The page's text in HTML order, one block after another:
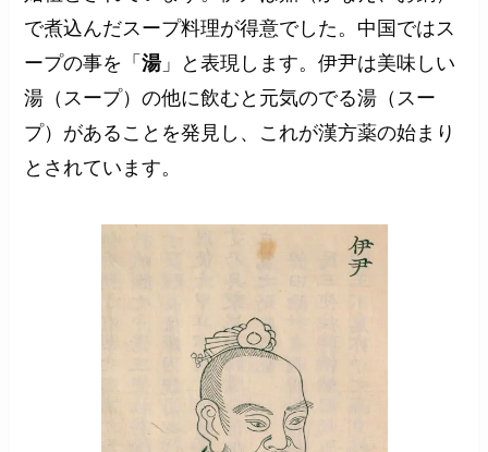
で煮込んだスープ料理が得意でした。中国ではス
ープの事を「湯」と表現します。伊尹は美味しい
湯（スープ）の他に飲むと元気のでる湯（スー
プ）があることを発見し、これが漢方薬の始まり
とされています。